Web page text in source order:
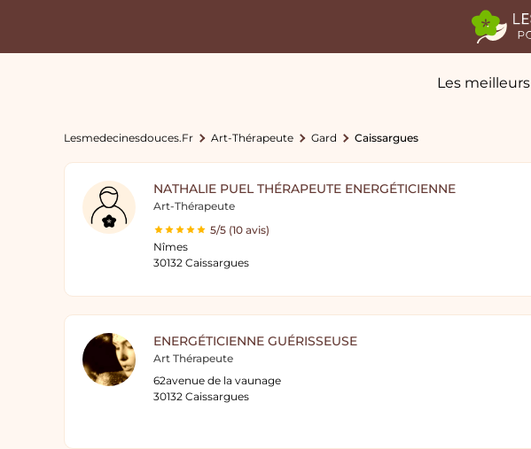
Les meilleurs
Lesmedecinesdouces.fr Art-Thérapeute Gard Caissargues
NATHALIE PUEL THÉRAPEUTE ENERGÉTICIENNE
Art-Thérapeute
5/5 (10 avis)
Nîmes
30132 Caissargues
ENERGÉTICIENNE GUÉRISSEUSE
Art Thérapeute
62avenue de la vaunage
30132 Caissargues